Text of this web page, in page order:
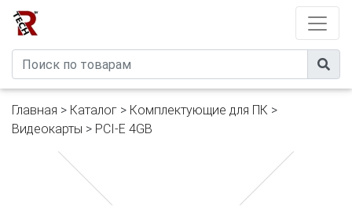
Главная > Каталог > Комплектующие для ПК >
Видеокарты > PCI-E 4GB